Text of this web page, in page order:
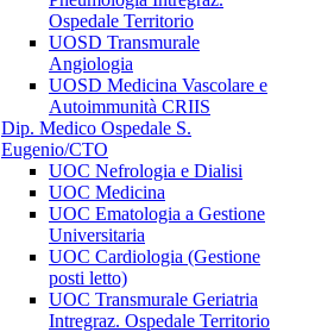
Ospedale Territorio
UOSD Transmurale
Angiologia
UOSD Medicina Vascolare e
Autoimmunità CRIIS
Dip. Medico Ospedale S.
Eugenio/CTO
UOC Nefrologia e Dialisi
UOC Medicina
UOC Ematologia a Gestione
Universitaria
UOC Cardiologia (Gestione
posti letto)
UOC Transmurale Geriatria
Intregraz. Ospedale Territorio